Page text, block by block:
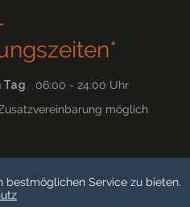
Tag 06:00 - 24:00 Uhr
möglich
bestmöglichen Service zu bieten.